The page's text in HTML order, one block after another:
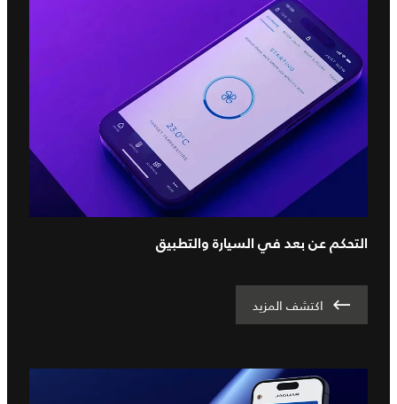
التحكم عن بعد في السيارة والتطبيق
اكتشف المزيد